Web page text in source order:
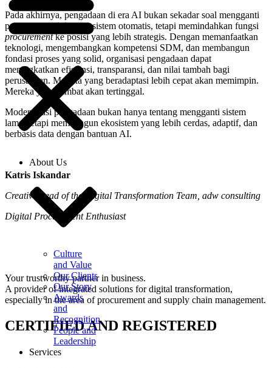
About Us
Culture
and Value
Our Clients
Our Story
Awards
and
Recognition
People and
Leadership
Services
Pada akhirnya, pengadaan di era AI bukan sekadar soal mengganti
proses manual dengan sistem otomatis, tetapi memindahkan fungsi
procurementke posisi yang lebih strategis. Dengan memanfaatkan
teknologi, mengembangkan kompetensi SDM, dan membangun
fondasi proses yang solid, organisasi pengadaan dapat
meningkatkan efisiensi, transparansi, dan nilai tambah bagi
perusahaan. Mereka yang beradaptasi lebih cepat akan memimpin.
Mereka yang lambat akan tertinggal.
Modernisasi pengadaan bukan hanya tentang mengganti sistem
lama, tetapi membangun ekosistem yang lebih cerdas, adaptif, dan
berbasis data dengan bantuan AI.
Katris Iskandar
Creative Lead of the Digital Transformation Team, adw consulting
Digital Procurement Enthusiast
Your trustworthy partner in business.
A provider of integrated solutions for digital transformation,
especially in the area of ​​procurement and supply chain management.
CERTIFIED AND REGISTERED